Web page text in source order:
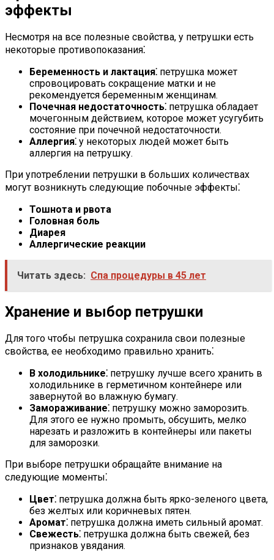
эффекты
Несмотря на все полезные свойства, у петрушки есть
некоторые противопоказания⁚
Беременность и лактация⁚ петрушка может
спровоцировать сокращение матки и не
рекомендуется беременным женщинам.
Почечная недостаточность⁚ петрушка обладает
мочегонным действием, которое может усугубить
состояние при почечной недостаточности.
Аллергия⁚ у некоторых людей может быть
аллергия на петрушку.
При употреблении петрушки в больших количествах
могут возникнуть следующие побочные эффекты⁚
Тошнота и рвота
Головная боль
Диарея
Аллергические реакции
Читать здесь: Спа процедуры в 45 лет
Хранение и выбор петрушки
Для того чтобы петрушка сохранила свои полезные
свойства, ее необходимо правильно хранить⁚
В холодильнике⁚ петрушку лучше всего хранить в
холодильнике в герметичном контейнере или
завернутой во влажную бумагу.
Замораживание⁚ петрушку можно заморозить.
Для этого ее нужно промыть, обсушить, мелко
нарезать и разложить в контейнеры или пакеты
для заморозки.
При выборе петрушки обращайте внимание на
следующие моменты⁚
Цвет⁚ петрушка должна быть ярко-зеленого цвета,
без желтых или коричневых пятен.
Аромат⁚ петрушка должна иметь сильный аромат.
Свежесть⁚ петрушка должна быть свежей, без
признаков увядания.